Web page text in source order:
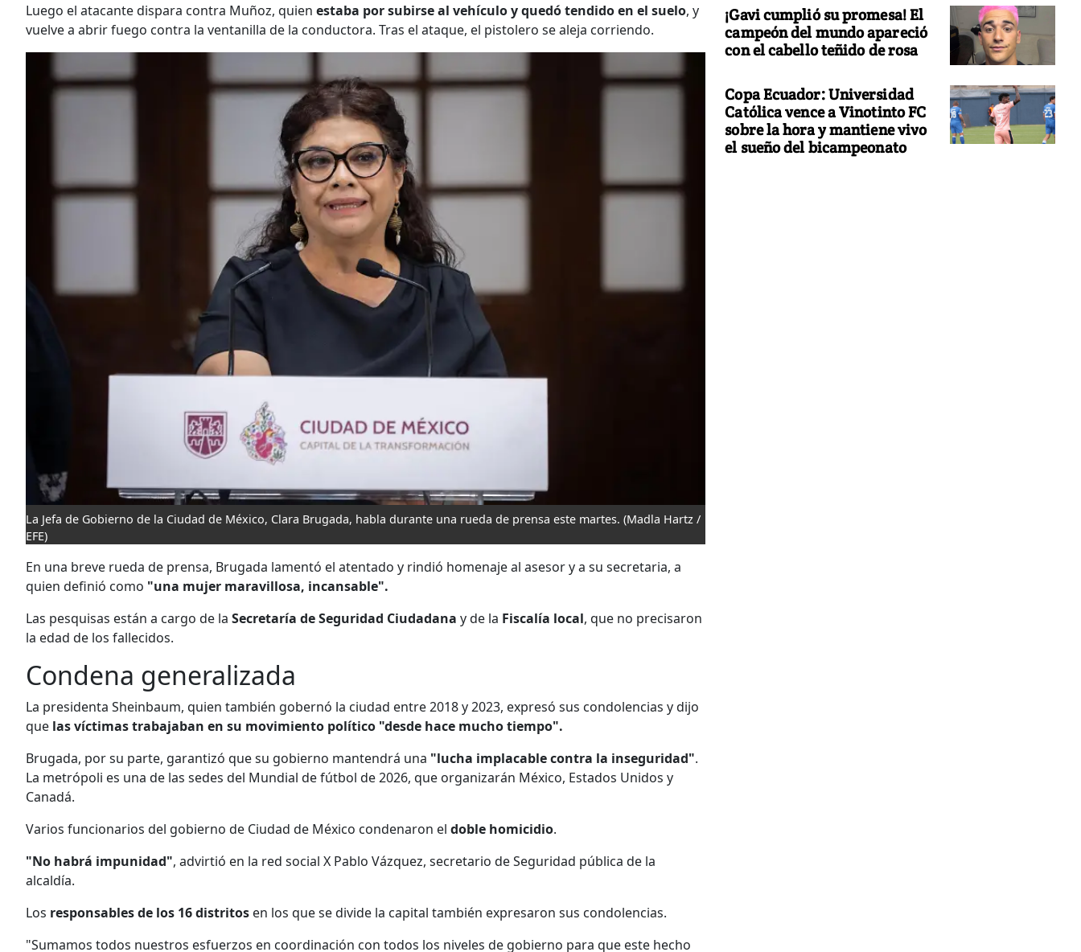
Luego el atacante dispara contra Muñoz, quien estaba por subirse al vehículo y quedó tendido en el suelo, y
vuelve a abrir fuego contra la ventanilla de la conductora. Tras el ataque, el pistolero se aleja corriendo.
La Jefa de Gobierno de la Ciudad de México, Clara Brugada, habla durante una rueda de prensa este martes. (Madla Hartz /
EFE)
En una breve rueda de prensa, Brugada lamentó el atentado y rindió homenaje al asesor y a su secretaria, a
quien definió como "una mujer maravillosa, incansable".
Las pesquisas están a cargo de la Secretaría de Seguridad Ciudadana y de la Fiscalía local, que no precisaron
la edad de los fallecidos.
Condena generalizada
La presidenta Sheinbaum, quien también gobernó la ciudad entre 2018 y 2023, expresó sus condolencias y dijo
que las víctimas trabajaban en su movimiento político "desde hace mucho tiempo".
Brugada, por su parte, garantizó que su gobierno mantendrá una "lucha implacable contra la inseguridad".
La metrópoli es una de las sedes del Mundial de fútbol de 2026, que organizarán México, Estados Unidos y
Canadá.
Varios funcionarios del gobierno de Ciudad de México condenaron el doble homicidio.
"No habrá impunidad", advirtió en la red social X Pablo Vázquez, secretario de Seguridad pública de la
alcaldía.
Los responsables de los 16 distritos en los que se divide la capital también expresaron sus condolencias.
"Sumamos todos nuestros esfuerzos en coordinación con todos los niveles de gobierno para que este hecho
¡Gavi cumplió su promesa! El
campeón del mundo apareció
con el cabello teñido de rosa
Copa Ecuador: Universidad
Católica vence a Vinotinto FC
sobre la hora y mantiene vivo
el sueño del bicampeonato